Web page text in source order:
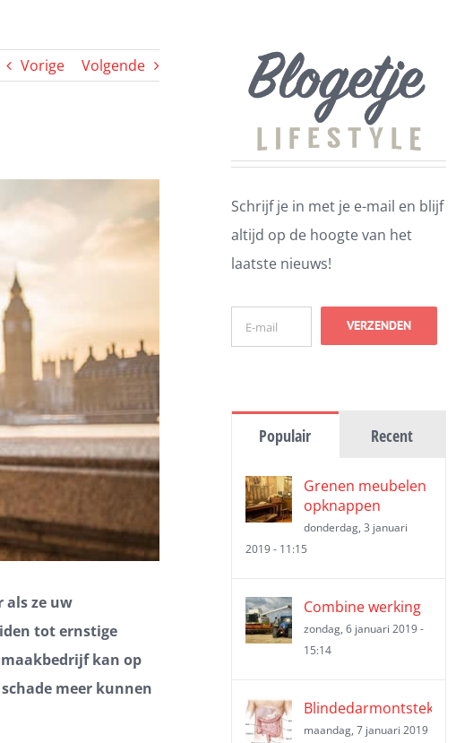
Vorige Volgende
als ze uw
tot ernstige
kan op
meer kunnen
Schrijf je in met je e-mail en blijf
altijd op de hoogte van het
laatste nieuws!
Populair Recent
Grenen meubelen
opknappen
donderdag, 3 januari
2019 - 11:15
Combine werking
zondag, 6 januari 2019 -
15:14
Blindedarmontsteking
maandag, 7 januari 2019